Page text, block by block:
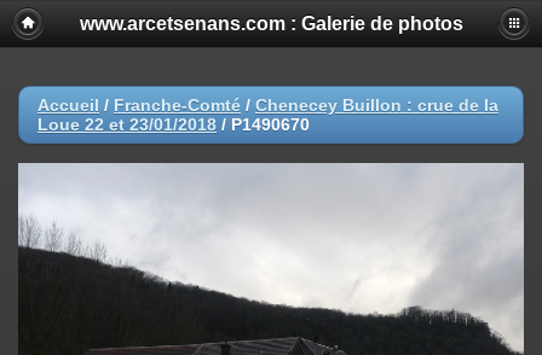
www.arcetsenans.com : Galerie de photos
Accueil / Franche-Comté / Chenecey Buillon : crue de la
Loue 22 et 23/01/2018 / P1490670